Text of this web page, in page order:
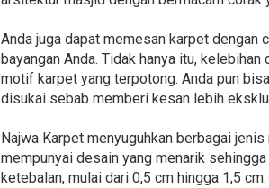
Anda juga dapat memesan karpet
bayangan Anda. Tidak hanya itu,
motif karpet yang terpotong. Anda pun
disukai sebab memberi kesan lebih
Najwa Karpet menyuguhkan berbagai
mempunyai desain yang menarik
ketebalan, mulai dari 0,5 cm hingga 1,5